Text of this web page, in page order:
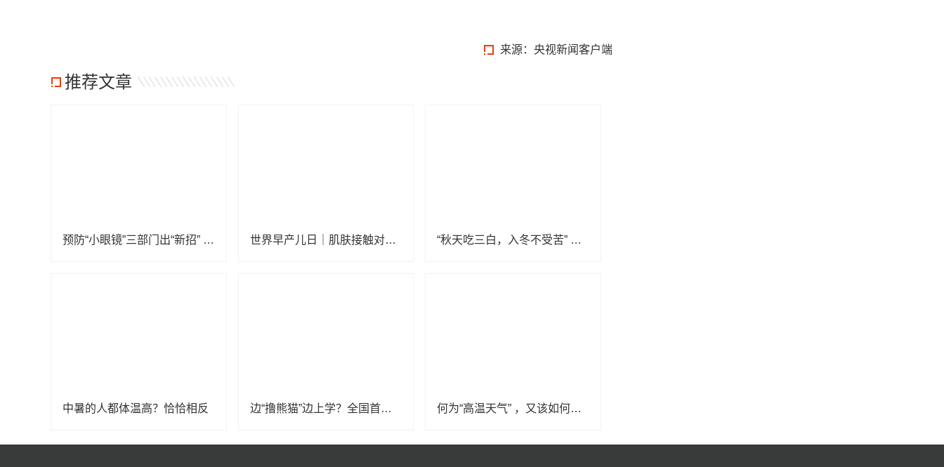
来源：央视新闻客户端
推荐文章
预防“小眼镜”三部门出“新招” 来看相关解读 世界早产儿日｜肌肤接触对早产宝宝和妈妈都很重要 “秋天吃三白，入冬不受苦” 萝卜进补指南请收好！
中暑的人都体温高？恰恰相反 边“撸熊猫”边上学？全国首个大熊猫学院正式招生啦 何为“高温天气” ，又该如何防暑降温？